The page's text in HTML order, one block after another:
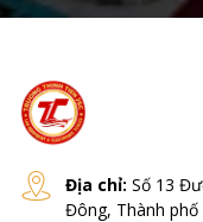
Địa chỉ: Số 13
Đông, Thành phố